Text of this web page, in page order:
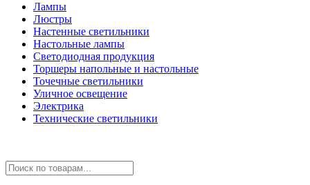
Лампы
Люстры
Настенные светильники
Настольные лампы
Светодиодная продукция
Торшеры напольные и настольные
Точечные светильники
Уличное освещение
Электрика
Технические светильники